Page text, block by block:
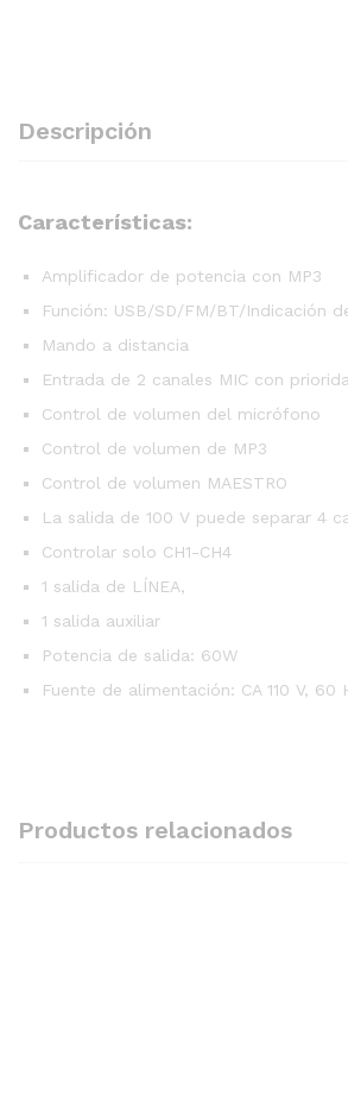
Descripción
Características:
Amplificador de potencia con MP3
Función: USB/SD/FM/BT/Indicación
Mando a distancia
Entrada de 2 canales MIC con
Control de volumen del micrófono
Control de volumen de MP3
Control de volumen MAESTRO
La salida de 100 V puede separar 4
Controlar solo CH1-CH4
1 salida de LÍNEA,
1 salida auxiliar
Potencia de salida: 60W
Fuente de alimentación: CA 110 V, 60
Productos relacionados